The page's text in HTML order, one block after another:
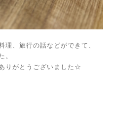
理、旅行の話などができて、
。
りがとうございました☆